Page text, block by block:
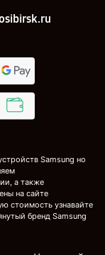
Samsung но
а также
на сайте
стоимость узнавайте
бренд Samsung